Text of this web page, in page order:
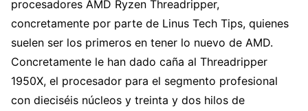
procesadores AMD Ryzen Threadripper,
concretamente por parte de Linus Tech Tips, quienes
suelen ser los primeros en tener lo nuevo de AMD.
Concretamente le han dado caña al Threadripper
1950X, el procesador para el segmento profesional
con dieciséis núcleos y treinta y dos hilos de